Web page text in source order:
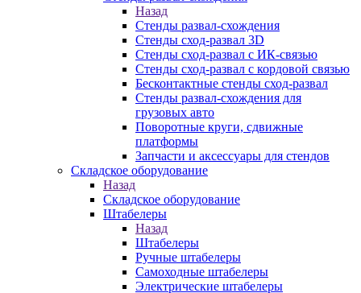
Назад
Стенды развал-схождения
Стенды сход-развал 3D
Стенды сход-развал с ИК-связью
Стенды сход-развал с кордовой связью
Бесконтактные стенды сход-развал
Стенды развал-схождения для
грузовых авто
Поворотные круги, сдвижные
платформы
Запчасти и аксессуары для стендов
Складское оборудование
Назад
Складское оборудование
Штабелеры
Назад
Штабелеры
Ручные штабелеры
Самоходные штабелеры
Электрические штабелеры